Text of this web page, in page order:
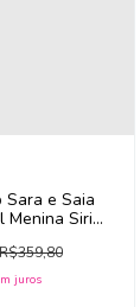
Sara e Saia
Menina Siri
(Verde)
R$359,80
juros